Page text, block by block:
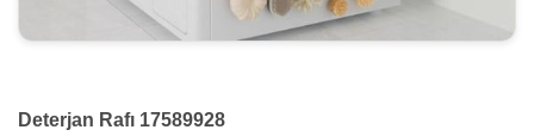
Deterjan Rafı 17589928